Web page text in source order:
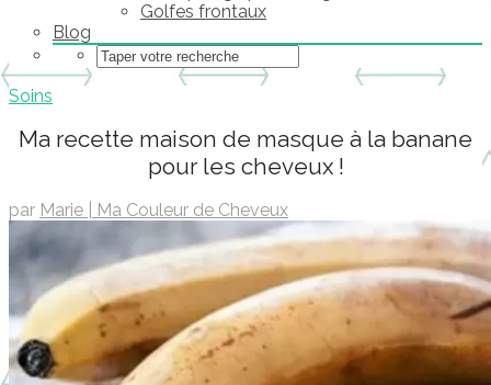
Golfes frontaux
Blog
Soins
Ma recette maison de masque à la banane
pour les cheveux !
par Marie | Ma Couleur de Cheveux